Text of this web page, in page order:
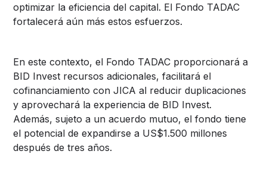
optimizar la eficiencia del capital. El Fondo TADAC
fortalecerá aún más estos esfuerzos.
En este contexto, el Fondo TADAC proporcionará a
BID Invest recursos adicionales, facilitará el
cofinanciamiento con JICA al reducir duplicaciones
y aprovechará la experiencia de BID Invest.
Además, sujeto a un acuerdo mutuo, el fondo tiene
el potencial de expandirse a US$1.500 millones
después de tres años.